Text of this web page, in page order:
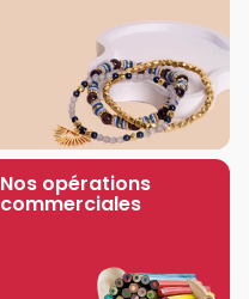
Nos opérations
commerciales